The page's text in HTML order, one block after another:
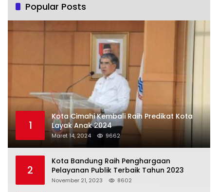
Popular Posts
1
Kota Cimahi Kembali Raih Predikat Kota
Layak Anak 2024
Maret 14, 2024 9662
2
Kota Bandung Raih Penghargaan
Pelayanan Publik Terbaik Tahun 2023
November 21, 2023 8602